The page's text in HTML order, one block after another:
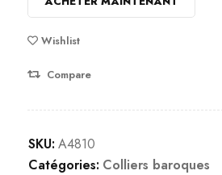
Wishlist
Compare
SKU: A4810
Catégories: Colliers baroques